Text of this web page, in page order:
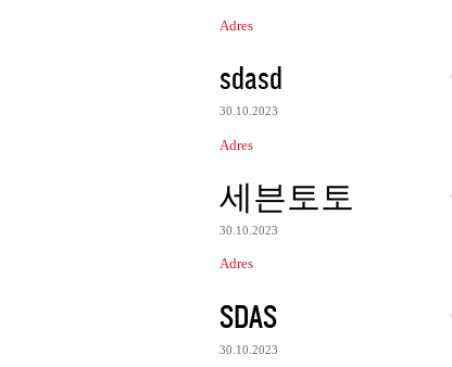
Adres
sdasd
30.10.2023
Adres
세븐토토
30.10.2023
Adres
SDAS
30.10.2023